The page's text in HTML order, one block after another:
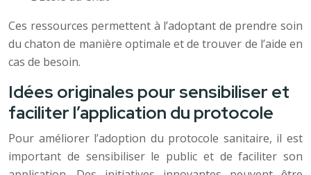
Ces ressources permettent à l’adoptant de prendre soin
du chaton de manière optimale et de trouver de l’aide en
cas de besoin.
Idées originales pour sensibiliser et
faciliter l’application du protocole
Pour améliorer l’adoption du protocole sanitaire, il est
important de sensibiliser le public et de faciliter son